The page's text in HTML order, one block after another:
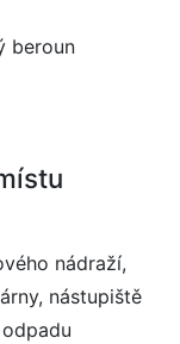
beroun
nádraží,
nástupiště